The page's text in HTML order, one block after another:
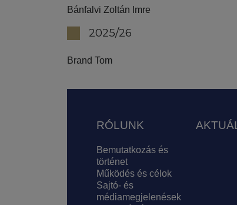
Bánfalvi Zoltán Imre
2025/26
Brand Tom
Lábléc
RÓLUNK
Bemutatkozás és
történet
Működés és célok
Sajtó- és
médiamegjelenések